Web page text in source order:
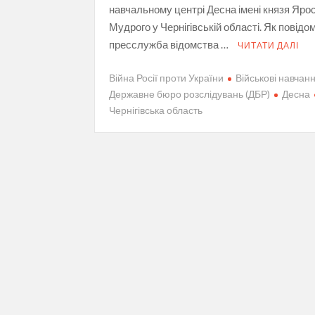
навчальному центрі Десна імені князя
Мудрого у Чернігівській області. Як
пресслужба відомства …
ЧИТАТИ ДАЛІ
Війна Росії проти України
Військові
Державне бюро розслідувань (ДБР)
Десна
Чернігівська область